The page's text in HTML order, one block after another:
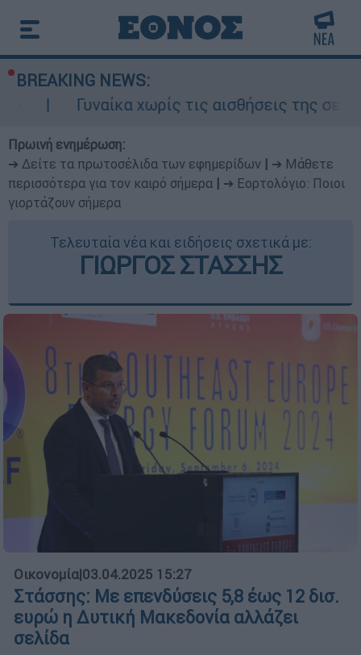
BREAKING NEWS:
Γυναίκα χωρίς τις αισθήσεις της σε
Πρωινή ενημέρωση:
➔ Δείτε τα πρωτοσέλιδα των εφημερίδων
➔ Μάθετε
περισσότερα για τον καιρό σήμερα
➔ Εορτολόγιο: Ποιοι
γιορτάζουν σήμερα
Τελευταία νέα και ειδήσεις σχετικά με:
ΓΙΩΡΓΟΣ ΣΤΑΣΣΗΣ
Οικονομία|03.04.2025 15:27
Στάσσης: Με επενδύσεις 5,8 έως 12 δισ.
ευρώ η Δυτική Μακεδονία αλλάζει
σελίδα